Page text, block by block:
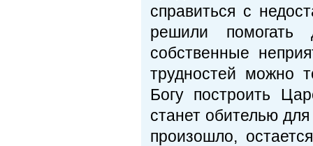
справиться с
решили помогать
собственные
трудностей можно
Богу построить
станет обителью
произошло,